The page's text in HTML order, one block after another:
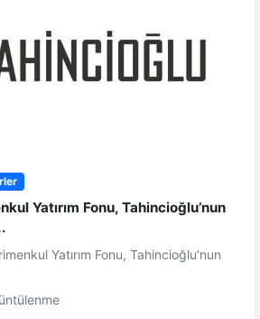
Yatırım Fonu, Tahincioğlu’nun
Yatırım Fonu, Tahincioğlu’nun